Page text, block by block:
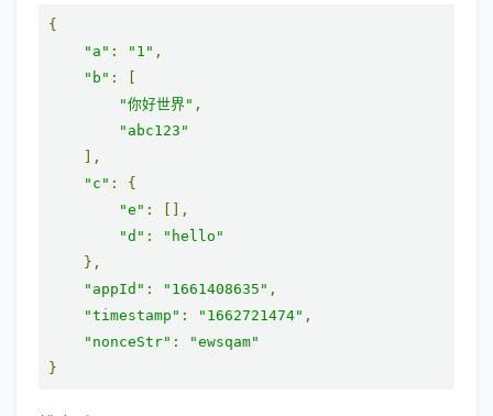
{
"a" : "1" ,
"b" :
"你好世界" ,
"abc123"
],
"c" :
{
"e" :
[],
"d" :
"hello"
},
"appId" : "1661408635" ,
"timestamp" : "1662721474" ,
"nonceStr" :
"ewsqam"
}